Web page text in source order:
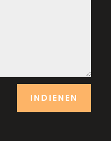
INDIENEN